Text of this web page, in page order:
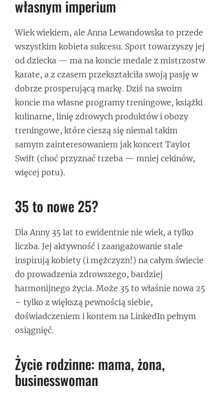
własnym imperium
Wiek wiekiem, ale Anna Lewandowska to przede
wszystkim kobieta sukcesu. Sport towarzyszy jej
od dziecka — ma na koncie medale z mistrzostw
karate, a z czasem przekształciła swoją pasję w
dobrze prosperującą markę. Dziś na swoim
koncie ma własne programy treningowe, książki
kulinarne, linię zdrowych produktów i obozy
treningowe, które cieszą się niemal takim
samym zainteresowaniem jak koncert Taylor
Swift (choć przyznać trzeba — mniej cekinów,
więcej potu).
35 to nowe 25?
Dla Anny 35 lat to ewidentnie nie wiek, a tylko
liczba. Jej aktywność i zaangażowanie stale
inspirują kobiety (i mężczyzn!) na całym świecie
do prowadzenia zdrowszego, bardziej
harmonijnego życia. Może 35 to właśnie nowa 25
– tylko z większą pewnością siebie,
doświadczeniem i kontem na LinkedIn pełnym
osiągnięć.
Życie rodzinne: mama, żona,
businesswoman